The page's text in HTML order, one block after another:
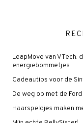
LeapMove van VTech:
energiebommetjes
Cadeautips voor de
De weg op met de
Haarspeldjes maken